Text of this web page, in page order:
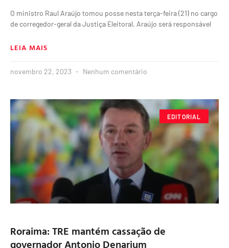
O ministro Raul Araújo tomou posse nesta terça-feira (21) no cargo
de corregedor-geral da Justiça Eleitoral. Araújo será responsável
LEIA MAIS
novembro 22, 2023 Nenhum comentário
EDITORIAL
Roraima: TRE mantém cassação de
governador Antonio Denarium